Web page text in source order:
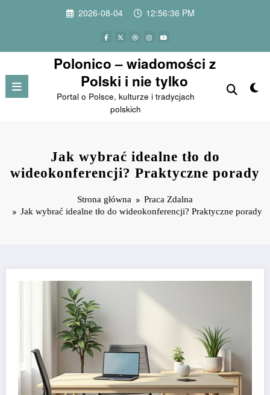
2026-08-04 12:56:37 PM
Polonico – wiadomości z
Polski i nie tylko
Portal o Polsce, kulturze i tradycjach
polskich
Jak wybrać idealne tło do
wideokonferencji? Praktyczne porady
Strona główna
Praca Zdalna
Jak wybrać idealne tło do wideokonferencji? Praktyczne porady